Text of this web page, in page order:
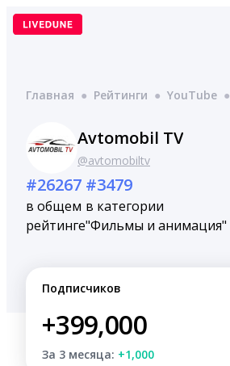
Перейти
Главная ● Рейтинги ● YouTube ●
Avtomobil TV
@avtomobiltv
#26267
в общем
рейтинге
#3479
в категории
"Фильмы и анимация"
Подписчиков
+399,000
За 3 месяца: +1,000